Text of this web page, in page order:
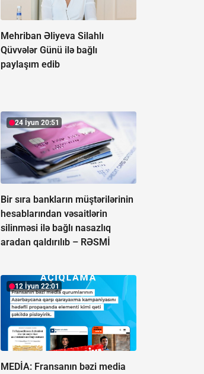
Mehriban Əliyeva Silahlı
Qüvvələr Günü ilə bağlı
paylaşım edib
24 İyun 20:51
Bir sıra bankların müştərilərinin
hesablarından vəsaitlərin
silinməsi ilə bağlı nasazlıq
aradan qaldırılıb – RƏSMİ
12 İyun 22:01
MEDİA: Fransanın bəzi media